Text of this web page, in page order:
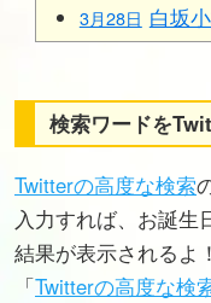
3月28日 白坂
検索ワードを
Twitterの高度な検索
入力すれば、お誕生
結果が表示されるよ
「Twitterの高度な検